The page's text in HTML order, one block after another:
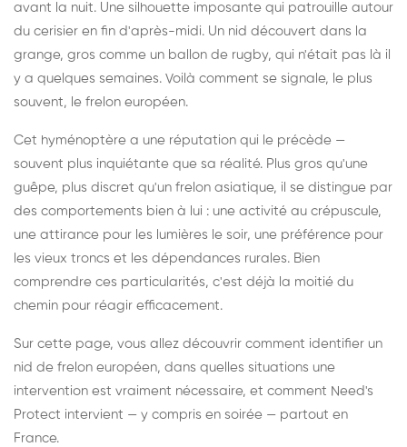
avant la nuit. Une silhouette imposante qui patrouille autour
du cerisier en fin d'après-midi. Un nid découvert dans la
grange, gros comme un ballon de rugby, qui n'était pas là il
y a quelques semaines. Voilà comment se signale, le plus
souvent, le frelon européen.
Cet hyménoptère a une réputation qui le précède —
souvent plus inquiétante que sa réalité. Plus gros qu'une
guêpe, plus discret qu'un frelon asiatique, il se distingue par
des comportements bien à lui : une activité au crépuscule,
une attirance pour les lumières le soir, une préférence pour
les vieux troncs et les dépendances rurales. Bien
comprendre ces particularités, c'est déjà la moitié du
chemin pour réagir efficacement.
Sur cette page, vous allez découvrir comment identifier un
nid de frelon européen, dans quelles situations une
intervention est vraiment nécessaire, et comment Need's
Protect intervient — y compris en soirée — partout en
France.